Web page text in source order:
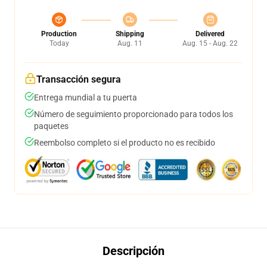
Production
Today
Shipping
Aug. 11
Delivered
Aug. 15 - Aug. 22
Transacción segura
Entrega mundial a tu puerta
Número de seguimiento proporcionado para todos los
paquetes
Reembolso completo si el producto no es recibido
Descripción